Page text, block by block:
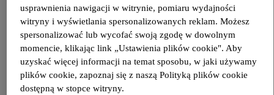
usprawnienia nawigacji w witrynie, pomiaru wydajności
witryny i wyświetlania spersonalizowanych reklam. Możesz
spersonalizować lub wycofać swoją zgodę w dowolnym
momencie, klikając link „Ustawienia plików cookie". Aby
uzyskać więcej informacji na temat sposobu, w jaki używamy
plików cookie, zapoznaj się z naszą Polityką plików cookie
dostępną w stopce witryny.